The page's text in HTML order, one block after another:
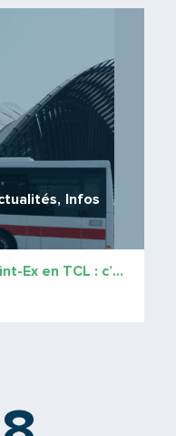
,
Infos
Desserte de l’aéroport Saint-Ex en TCL : c’est parti !